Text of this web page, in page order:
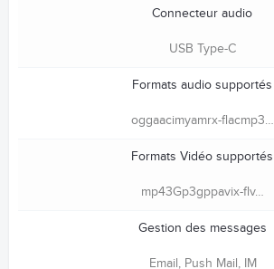
Connecteur audio
USB Type-C
Formats audio supportés
oggaacimyamrx-flacmp3…
Formats Vidéo supportés
mp43Gp3gppavix-flv…
Gestion des messages
Email, Push Mail, IM